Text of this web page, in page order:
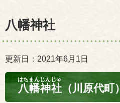
八幡神社
更新日：2021年6月1日
八幡神社
はちまんじんじゃ
（川原代町）